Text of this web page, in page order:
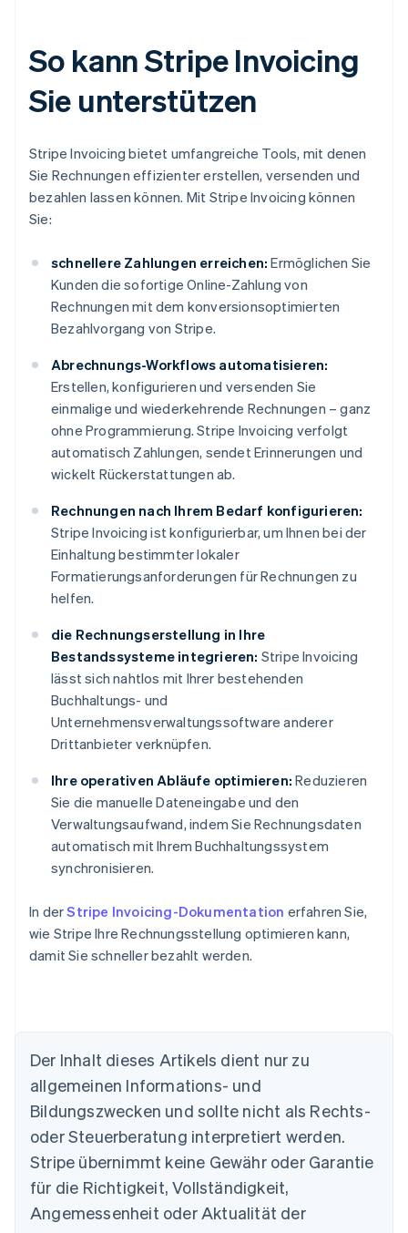
So kann Stripe Invoicing
Sie unterstützen
Stripe Invoicing bietet umfangreiche Tools, mit denen
Sie Rechnungen effizienter erstellen, versenden und
bezahlen lassen können. Mit Stripe Invoicing können
Sie:
schnellere Zahlungen erreichen: Ermöglichen Sie
Kunden die sofortige Online-Zahlung von
Rechnungen mit dem konversionsoptimierten
Bezahlvorgang von Stripe.
Abrechnungs-Workflows automatisieren:
Erstellen, konfigurieren und versenden Sie
einmalige und wiederkehrende Rechnungen – ganz
ohne Programmierung. Stripe Invoicing verfolgt
automatisch Zahlungen, sendet Erinnerungen und
wickelt Rückerstattungen ab.
Rechnungen nach Ihrem Bedarf konfigurieren:
Stripe Invoicing ist konfigurierbar, um Ihnen bei der
Einhaltung bestimmter lokaler
Formatierungsanforderungen für Rechnungen zu
helfen.
die Rechnungserstellung in Ihre
Bestandssysteme integrieren: Stripe Invoicing
lässt sich nahtlos mit Ihrer bestehenden
Buchhaltungs- und
Unternehmensverwaltungssoftware anderer
Drittanbieter verknüpfen.
Ihre operativen Abläufe optimieren: Reduzieren
Sie die manuelle Dateneingabe und den
Verwaltungsaufwand, indem Sie Rechnungsdaten
automatisch mit Ihrem Buchhaltungssystem
synchronisieren.
In derStripe Invoicing-Dokumentation erfahren Sie,
wie Stripe Ihre Rechnungsstellung optimieren kann,
damit Sie schneller bezahlt werden.
Der Inhalt dieses Artikels dient nur zu
allgemeinen Informations- und
Bildungszwecken und sollte nicht als Rechts-
oder Steuerberatung interpretiert werden.
Stripe übernimmt keine Gewähr oder Garantie
für die Richtigkeit, Vollständigkeit,
Angemessenheit oder Aktualität der
English
Belgien
Nederlands Français Deutsch English
Brasilien
PortuguêsEnglish
Bulgarien
English
Dänemark
English